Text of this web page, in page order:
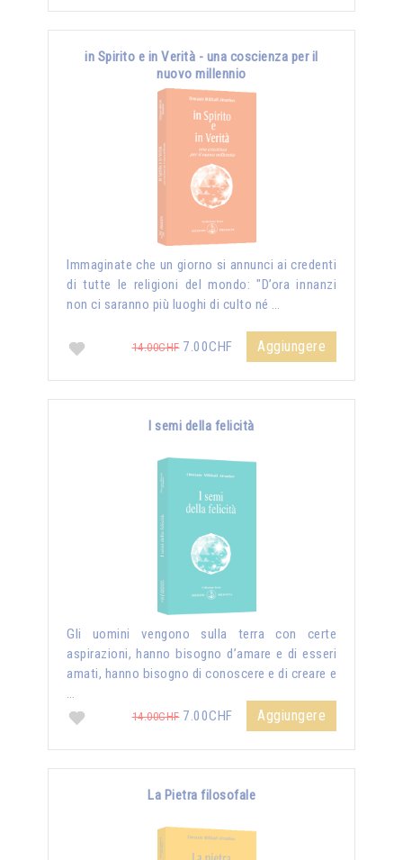
in Spirito e in Verità - una coscienza per il
nuovo millennio
Immaginate che un giorno si annunci ai credenti
di tutte le religioni del mondo: "D’ora innanzi
non ci saranno più luoghi di culto né …
14.00CHF7.00CHF Aggiungere
I semi della felicità
Gli uomini vengono sulla terra con certe
aspirazioni, hanno bisogno d’amare e di esseri
amati, hanno bisogno di conoscere e di creare e
…
14.00CHF7.00CHF Aggiungere
La Pietra filosofale